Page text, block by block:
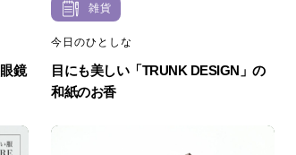
鏡
雑貨
今日のひとしな
目にも美しい「TRUNK DESIGN」の
和紙のお香